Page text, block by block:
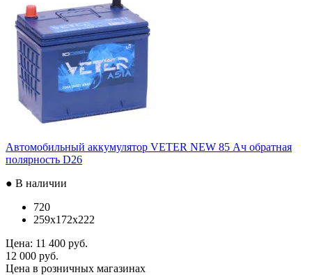
Автомобильный аккумулятор VETER NEW 85 Ач обратная
полярность D26
● В наличии
720
259x172x222
Цена: 11 400 руб.
12 000 руб.
Цена в розничных магазинах